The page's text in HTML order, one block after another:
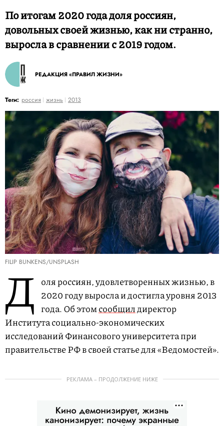
По итогам 2020 года доля россиян,
довольных своей жизнью, как ни странно,
выросла в сравнении с 2019 годом.
РЕДАКЦИЯ «ПРАВИЛ ЖИЗНИ»
Теги: россия жизнь 2013
FILIP BUNKENS/UNSPLASH
Д оля россиян, удовлетворенных жизнью, в
2020 году выросла и достигла уровня 2013
года. Об этомсообщилдиректор
Института социально-экономических
исследований Финансового университета при
правительстве РФ в своей статье для «Ведомостей».
РЕКЛАМА – ПРОДОЛЖЕНИЕ НИЖЕ